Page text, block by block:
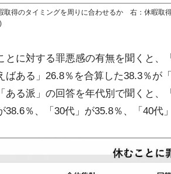
取得のタイミングを周りに合わせるか 右：休暇取
とに対する罪悪感の有無を聞くと、
ばある」26.8％を合算した38.3％が
ある派」の回答を年代別で聞くと、
38.6％、「30代」が35.8％、「40代